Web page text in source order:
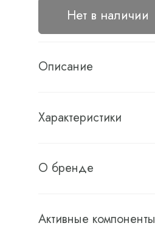
Нет в наличии
Описание
Характеристики
О бренде
Активные компоненты